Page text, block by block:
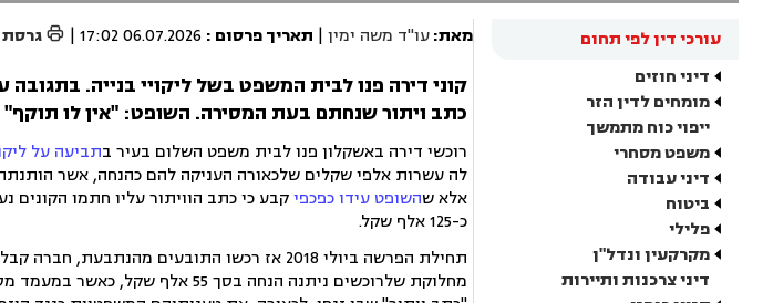
עורכי דין לפי תחום
דיני חוזים
מומחים לדין הזר
ייפוי כוח מתמשך
משפט מסחרי
דיני עבודה
ביטוח
פלילי
מקרקעין ונדל"ן
דיני צרכנות ותיירות
מאת:עו"ד משה ימין | תאריך פרסום :
06.07.2026 17:02
|

כתב ויתור שנחתם בעת המסירה. השופט: "אין לו תוקף"
רוכשי דירה באשקלון פנו לבית משפט השלום בעיר בתביעה על
לה עשרות אלפי שקלים שלכאורה העניקה להם כהנחה, אשר
אלא שהשופט עידו כפכפיקבע כי כתב הוויתור עליו חתמו הקונים
כ-125 אלף שקל.
מחלוקת שלרוכשים ניתנה הנחה בסך